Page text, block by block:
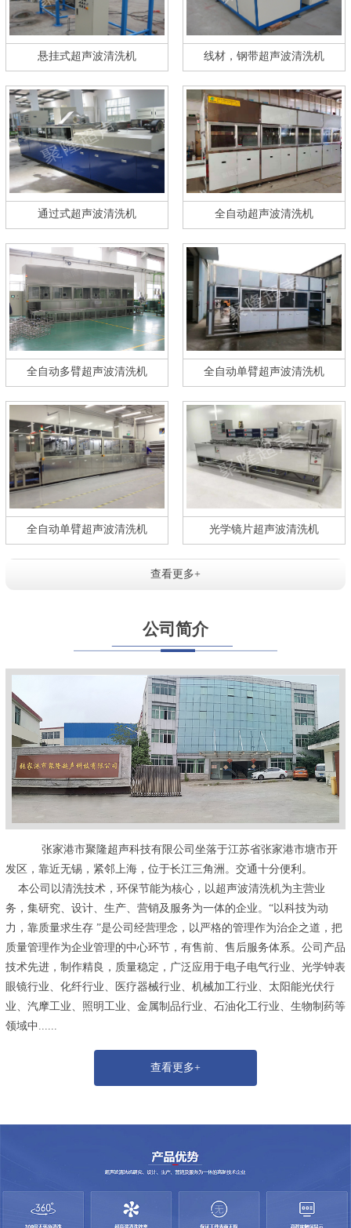
悬挂式超声波清洗机 线材，钢带超声波清洗机
通过式超声波清洗机 全自动超声波清洗机
全自动多臂超声波清洗机 全自动单臂超声波清洗机
全自动单臂超声波清洗机 光学镜片超声波清洗机
查看更多+
公司简介
张家港市聚隆超声科技有限公司坐落于江苏省张家港市塘市开
发区，靠近无锡，紧邻上海，位于长江三角洲。交通十分便利。
本公司以清洗技术，环保节能为核心，以超声波清洗机为主营业
务，集研究、设计、生产、营销及服务为一体的企业。“以科技为动
力，靠质量求生存 ”是公司经营理念，以严格的管理作为治企之道，把
质量管理作为企业管理的中心环节，有售前、售后服务体系。公司产品
技术先进，制作精良，质量稳定，广泛应用于电子电气行业、光学钟表
眼镜行业、化纤行业、医疗器械行业、机械加工行业、太阳能光伏行
业、汽摩工业、照明工业、金属制品行业、石油化工行业、生物制药等
领域中......
查看更多+